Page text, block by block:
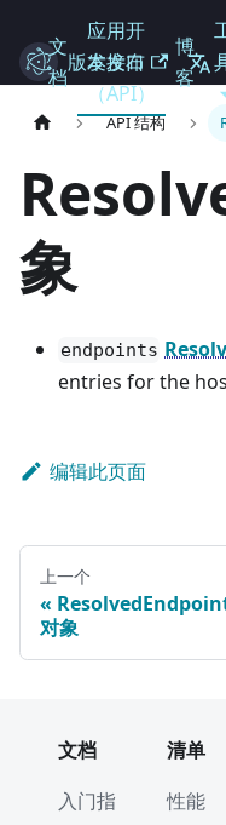
Electron
文
档
应用开
发接口
（API）
博
客
版本发布
API 结构
象
endpoints
entries for the
编辑此页面
上一个
对象
文档
入门指
清单
性能